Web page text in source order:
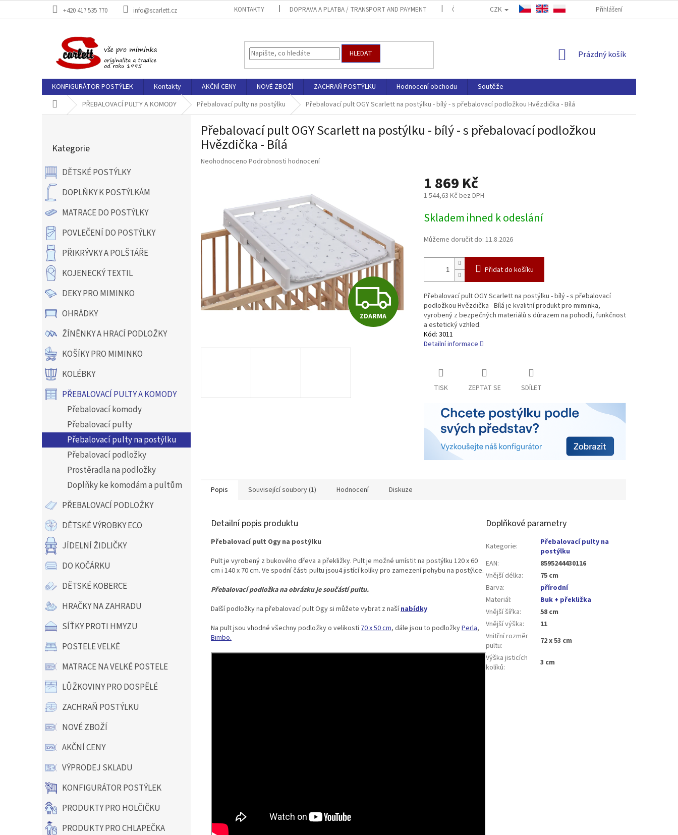
+420 417 535 770 info@scarlett.cz KONTAKTY DOPRAVA A PLATBA / TRANSPORT AND PAYMENT ČASTÉ DOTAZY FORMULÁŘ PRO ODSTOUPENÍ OD SMLOUVY
CZK Přihlášení
HLEDAT
NÁKUPNÍ
Prázdný košík
KONFIGURÁTOR POSTÝLEK Kontakty AKČNÍ CENY NOVÉ ZBOŽÍ ZACHRAŇ POSTÝLKU Hodnocení obchodu
Soutěže
Domů PŘEBALOVACÍ PULTY A KOMODY Přebalovací pulty na postýlku Přebalovací pult OGY Scarlett na postýlku - bílý - s přebalovací podložkou Hvězdička - Bílá
a
n
p
n
kategorie
Kategorie
DĚTSKÉ POSTÝLKY
DOPLŇKY K POSTÝLKÁM
MATRACE DO POSTÝLKY
POVLEČENÍ DO POSTÝLKY
PŘIKRÝVKY A POLŠTÁŘE
KOJENECKÝ TEXTIL
DEKY PRO MIMINKO
OHRÁDKY
ŽÍNĚNKY A HRACÍ PODLOŽKY
KOŠÍKY PRO MIMINKO
KOLÉBKY
PŘEBALOVACÍ PULTY A KOMODY
Přebalovací komody
Přebalovací pulty
Přebalovací pulty na postýlku
Přebalovací podložky
Prostěradla na podložky
Doplňky ke komodám a pultům
PŘEBALOVACÍ PODLOŽKY
DĚTSKÉ VÝROBKY ECO
JÍDELNÍ ŽIDLIČKY
DO KOČÁRKU
DĚTSKÉ KOBERCE
HRAČKY NA ZAHRADU
SÍŤKY PROTI HMYZU
POSTELE VELKÉ
MATRACE NA VELKÉ POSTELE
LŮŽKOVINY PRO DOSPĚLÉ
ZACHRAŇ POSTÝLKU
NOVÉ ZBOŽÍ
AKČNÍ CENY
VÝPRODEJ SKLADU
KONFIGURÁTOR POSTÝLEK
PRODUKTY PRO HOLČIČKU
PRODUKTY PRO CHLAPEČKA
Přebalovací pult OGY Scarlett na postýlku - bílý - s přebalovací podložkou
Hvězdička - Bílá
Průměrné
hvězdiček.
Neohodnoceno Podrobnosti hodnocení
Z
D
ZDARMA
1 869 Kč
1 544,63 Kč bez DPH
cena:
Skladem ihned k odeslání
Můžeme doručit do: 11.8.2026
Přidat do košíku
Přebalovací pult OGY Scarlett na postýlku - bílý - s přebalovací
podložkou Hvězdička - Bílá je kvalitní produkt pro miminka,
vyrobený z bezpečných materiálů s důrazem na pohodlí, funkčnost
a estetický vzhled.
Kód: 3011
Detailní informace
TISK ZEPTAT SE SDÍLET
Popis Související soubory (1) Hodnocení Diskuze
Detailní popis produktu
Přebalovací pult Ogy na postýlku
Pult je vyrobený z bukového dřeva a překližky. Pult je možné umístit na postýlku 120 x 60
cm i 140 x 70 cm. Ve spodní části pultu jsou4 jistící kolíky pro zamezení pohybu na postýlce.
Přebalovací podložka na obrázku je součástí pultu.
Další podložky na přebalovací pult Ogy si můžete vybrat z našínabídky
Na pult jsou vhodné všechny podložky o velikosti 70 x 50 cm, dále jsou to podložkyPerla,
Bimbo.
Doplňkové parametry
Kategorie:
Přebalovací pulty na
postýlku
EAN:
8595244430116
Vnější délka:
75 cm
Barva:
přírodní
Materiál:
Buk + překližka
Vnější šířka:
58 cm
Vnější výška:
11
Vnitřní rozměr
pultu:
72 x 53 cm
Výška jisticích
kolíků: 3 cm